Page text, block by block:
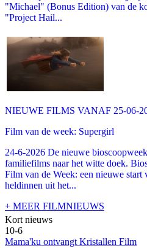
"Michael" (Bonus Edition) van de
"Project Hail...
NIEUWE FILMS VANAF 25-06-
Film van de week: Supergirl
24-6-2026 De nieuwe
familiefilms naar het witte doek.
Film van de Week: een nieuwe start
heldinnen uit het...
+ MEER FILMNIEUWS
Kort nieuws
10-6
Mama'ku ontvangt Kristallen Film